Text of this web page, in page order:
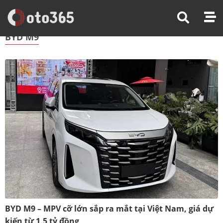
Trang Chủ BYD M9
BYD M9
BYD M9 – MPV cỡ lớn sắp ra mắt tại Việt Nam, giá dự